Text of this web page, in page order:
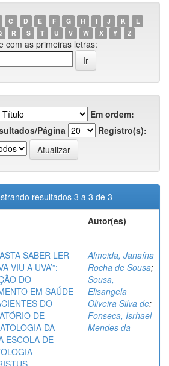
C D E F G H I J K
L
R S T U V W X Y Z
com as primeiras letras:
Em ordem:
Página
Registro(s):
resultados 3 a 3 de 3
Autor(es)
SABER LER
VIU A UVA’”:
DO
EM SAÚDE
DO
DE
DA
ESCOLA DE
Almeida, Janaína
Rocha de Sousa;
Sousa,
Elisangela
Oliveira Silva de;
Fonseca, Isrhael
Mendes da